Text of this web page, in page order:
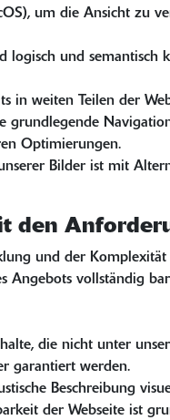
um die Ansicht zu
logisch und semantisch
in weiten Teilen der
grundlegende
Optimierungen.
Bilder ist mit
den
und der
Angebots vollständig
die nicht unter
garantiert werden.
Beschreibung
der Webseite ist